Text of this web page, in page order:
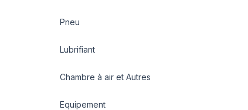
Pneu
Lubrifiant
Chambre à air et Autres
Equipement